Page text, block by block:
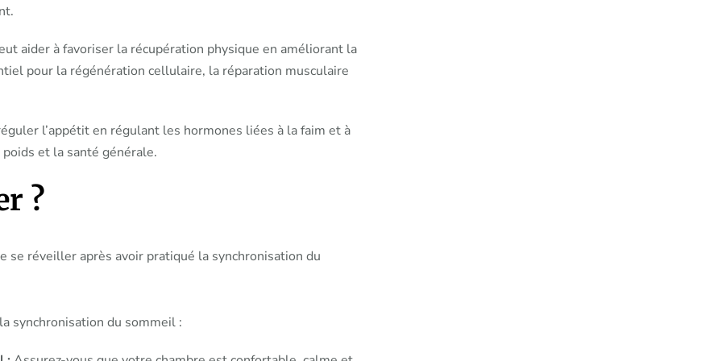
aider à favoriser la récupération physique en améliorant la
pour la régénération cellulaire, la réparation musculaire
l’appétit en régulant les hormones liées à la faim et à
et la santé générale.
?
synchronisation du sommeil :